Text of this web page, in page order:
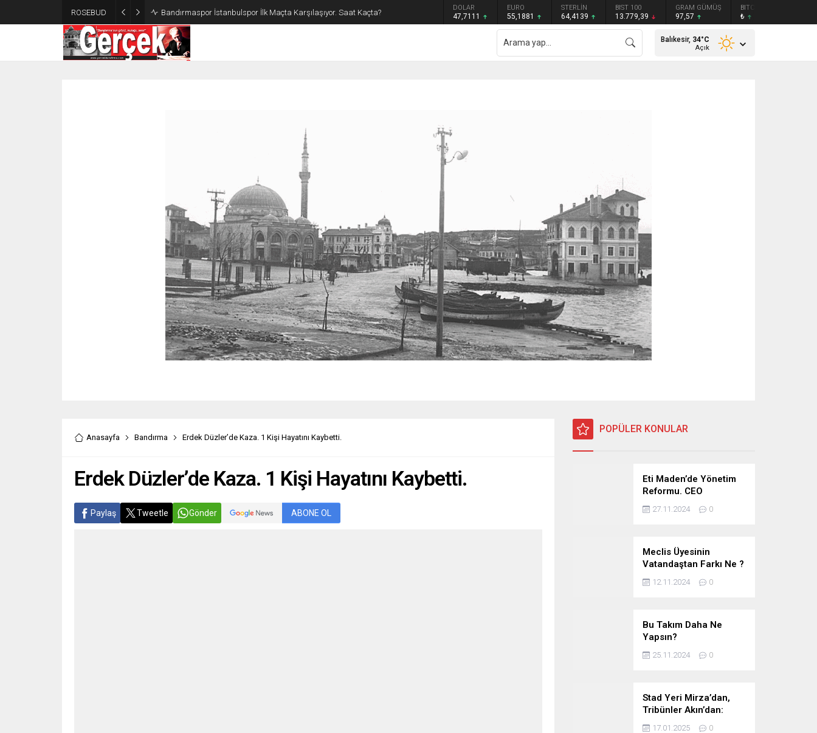
ROSEBUD Bandırmaspor İstanbulspor İlk Maçta Karşılaşıyor. Saat Kaçta? DOLAR
47,7111
EURO
55,1881
STERLİN
64,4139
BIST 100
13.779,39
GRAM GÜMÜŞ
97,57
BITCOIN
₺
Balıkesir, 34°C
Açık
Anasayfa Bandırma Erdek Düzler’de Kaza. 1 Kişi Hayatını Kaybetti.
Erdek Düzler’de Kaza. 1 Kişi Hayatını Kaybetti.
Paylaş Tweetle Gönder ABONE OL
POPÜLER KONULAR
Eti Maden’de Yönetim
Reformu. CEO
Modeli’nde Kadro /
Taşeron İşçilik Ayrımı
27.11.2024 0
Meclis Üyesinin
Vatandaştan Farkı Ne ?
12.11.2024 0
Bu Takım Daha Ne
Yapsın?
25.11.2024 0
Stad Yeri Mirza’dan,
Tribünler Akın’dan:
Geriye Bakanlık Kaldı.
17.01.2025 0